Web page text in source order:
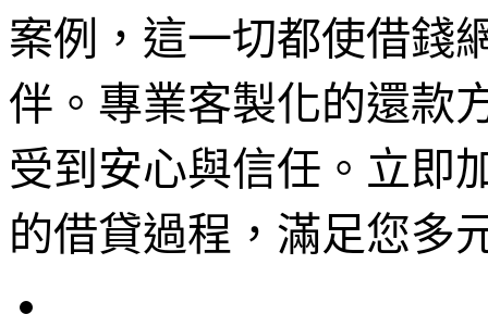
案例，這一切都使借錢
伴。專業客製化的還款
受到安心與信任。立即
的借貸過程，滿足您多